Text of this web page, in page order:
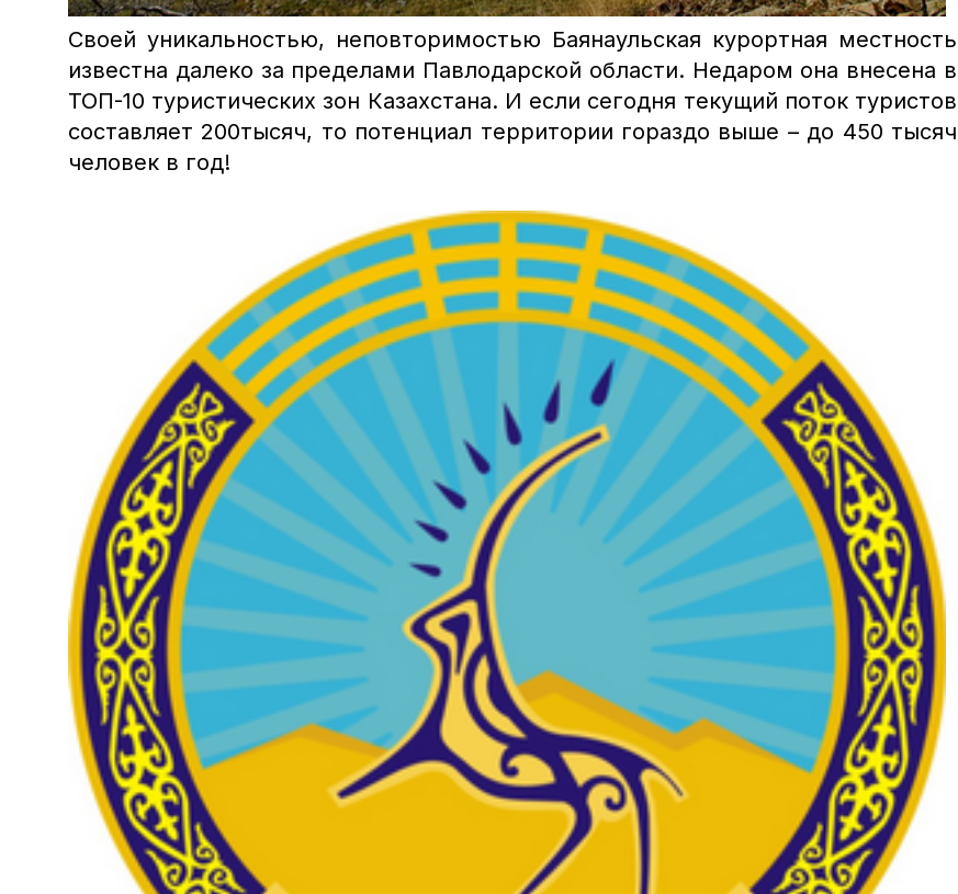
Своей уникальностью, неповторимостью Баянаульская курортная местность
известна далеко за пределами Павлодарской области. Недаром она внесена в
ТОП-10 туристических зон Казахстана. И если сегодня текущий поток туристов
составляет 200тысяч, то потенциал территории гораздо выше – до 450 тысяч
человек в год!